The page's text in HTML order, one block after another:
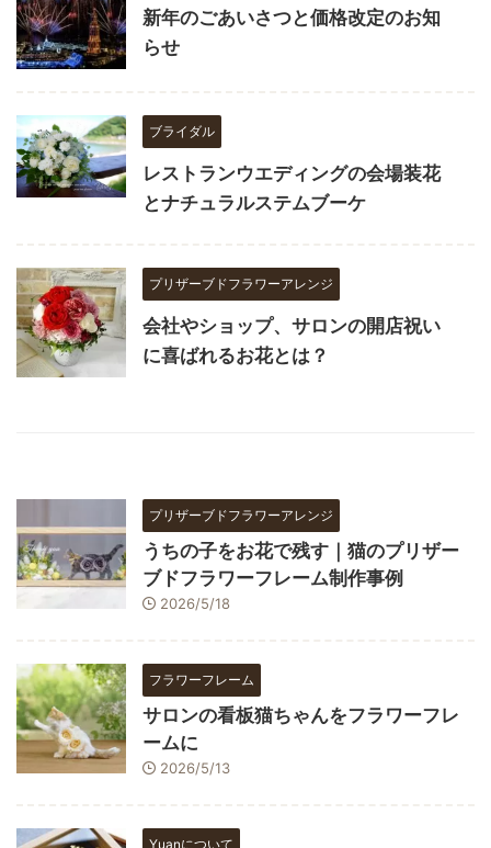
新年のごあいさつと価格改定のお知
らせ
ブライダル
レストランウエディングの会場装花
とナチュラルステムブーケ
プリザーブドフラワーアレンジ
会社やショップ、サロンの開店祝い
に喜ばれるお花とは？
プリザーブドフラワーアレンジ
うちの子をお花で残す｜猫のプリザー
ブドフラワーフレーム制作事例
2026/5/18
フラワーフレーム
サロンの看板猫ちゃんをフラワーフレ
ームに
2026/5/13
Yuanについて